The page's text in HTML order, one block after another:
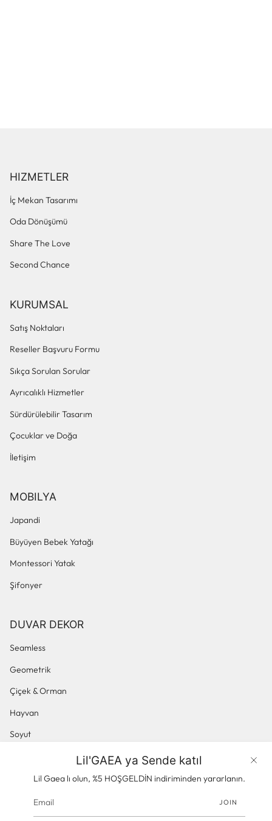
Ürünler
Lil'GAEA ya Sende katıl
Lil Gaea lı olun, %5 HOŞGELDİN indiriminden yararlanın.
JOIN
HIZMETLER
İç Mekan Tasarımı
Oda Dönüşümü
Share The Love
Second Chance
KURUMSAL
Satış Noktaları
Reseller Başvuru Formu
Sıkça Sorulan Sorular
Ayrıcalıklı Hizmetler
Sürdürülebilir Tasarım
Çocuklar ve Doğa
İletişim
MOBILYA
Japandi
Büyüyen Bebek Yatağı
Montessori Yatak
Şifonyer
DUVAR DEKOR
Seamless
Geometrik
Çiçek & Orman
Hayvan
Soyut
Panoramik & Manzara